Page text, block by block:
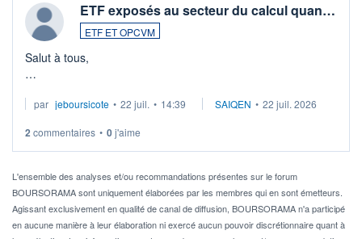
ETF exposés au secteur du calcul quan…
ETF ET OPCVM
Salut à tous,
via un ETF plutôt que des actions individuelles.
Idéalement, je voudrais qu'il soit éligible au PEA.
Pour l' ...
par jeboursicote • 22 juil. • 14:39 SAIQEN • 22 juil. 2026
2 commentaires • 0j'aime
L'ensemble des analyses et/ou recommandations présentes sur le forum
BOURSORAMA sont uniquement élaborées par les membres qui en sont émetteurs.
Agissant exclusivement en qualité de canal de diffusion, BOURSORAMA n'a participé
en aucune manière à leur élaboration ni exercé aucun pouvoir discrétionnaire quant à